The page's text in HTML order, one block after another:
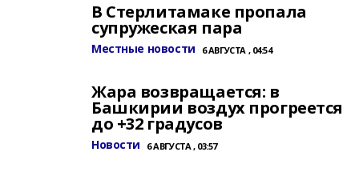
В Стерлитамаке пропала
супружеская пара
Местные новости 6 АВГУСТА , 04:54
Жара возвращается: в
Башкирии воздух прогреется
до +32 градусов
Новости 6 АВГУСТА , 03:57